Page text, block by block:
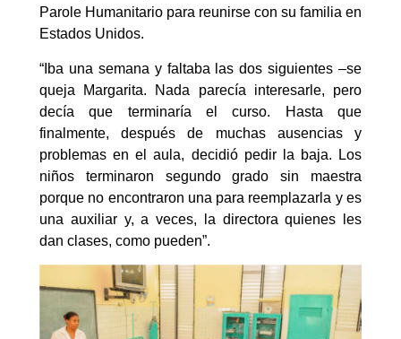
Parole Humanitario para reunirse con su familia en
Estados Unidos.
“Iba una semana y faltaba las dos siguientes –se
queja Margarita. Nada parecía interesarle, pero
decía que terminaría el curso. Hasta que
finalmente, después de muchas ausencias y
problemas en el aula, decidió pedir la baja. Los
niños terminaron segundo grado sin maestra
porque no encontraron una para reemplazarla y es
una auxiliar y, a veces, la directora quienes les
dan clases, como pueden”.